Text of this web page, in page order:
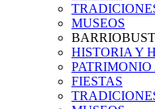
MUSEOS
HISTORIA Y
PATRIMONIO
FIESTAS